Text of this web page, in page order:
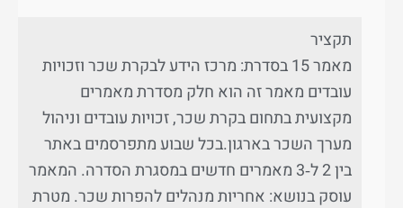
תקציר
מאמר 15 בסדרת: מרכז הידע לבקרת שכר וזכויות
עובדים מאמר זה הוא חלק מסדרת מאמרים
מקצועית בתחום בקרת שכר, זכויות עובדים וניהול
מערך השכר בארגון.בכל שבוע מתפרסמים באתר
בין 2 ל‑3 מאמרים חדשים במסגרת הסדרה. המאמר
עוסק בנושא: אחריות מנהלים להפרות שכר. מטרת